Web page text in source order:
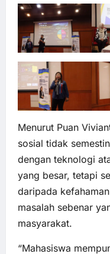
Menurut Puan
sosial tidak
dengan teknologi
yang besar, tetapi
daripada
masalah sebenar
masyarakat.
“Mahasiswa